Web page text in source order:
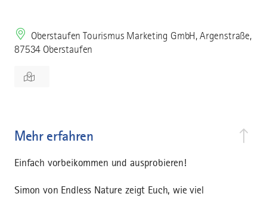
Oberstaufen Tourismus Marketing GmbH, Argenstraße,
87534 Oberstaufen
Mehr erfahren
Einfach vorbeikommen und ausprobieren!
Simon von Endless Nature zeigt Euch, wie viel